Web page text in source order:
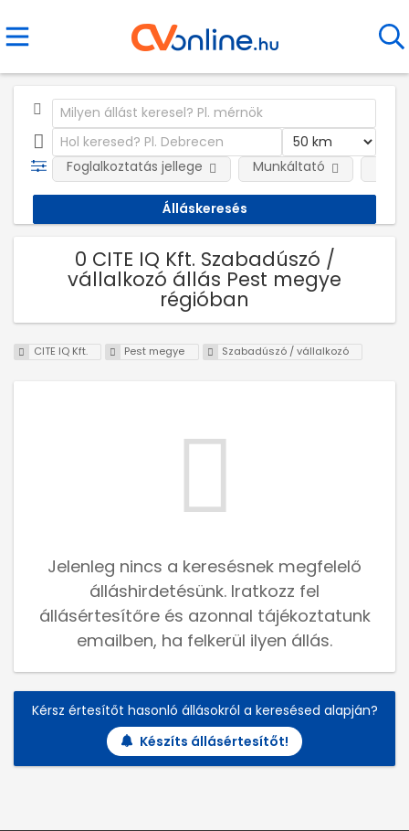
Foglalkoztatás jellege Munkáltató
0 CITE IQ Kft. Szabadúszó /
vállalkozó állás Pest megye
régióban
CITE IQ Kft. Pest megye Szabadúszó / vállalkozó
Jelenleg nincs a keresésnek megfelelő
álláshirdetésünk. Iratkozz fel
állásértesítőre és azonnal tájékoztatunk
emailben, ha felkerül ilyen állás.
Kérsz értesítőt hasonló állásokról a keresésed alapján?
Készíts állásértesítőt!